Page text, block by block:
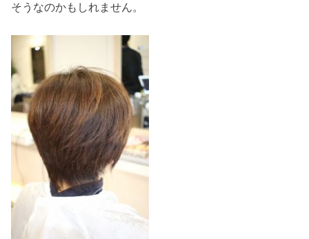
そうなのかもしれません。